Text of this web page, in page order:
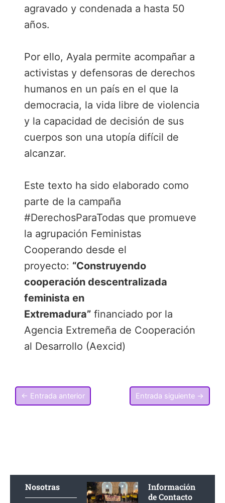
agravado y condenada a hasta 50
años.
Por ello, Ayala permite acompañar a
activistas y defensoras de derechos
humanos en un país en el que la
democracia, la vida libre de violencia
y la capacidad de decisión de sus
cuerpos son una utopía difícil de
alcanzar.
Este texto ha sido elaborado como
parte de la campaña
#DerechosParaTodas que promueve
la agrupación Feministas
Cooperando desde el
proyecto: “Construyendo
cooperación descentralizada
feminista en
Extremadura”financiado por la
Agencia Extremeña de Cooperación
al Desarrollo (Aexcid)
← Entrada anterior Entrada siguiente →
Nosotras
Información
de Contacto